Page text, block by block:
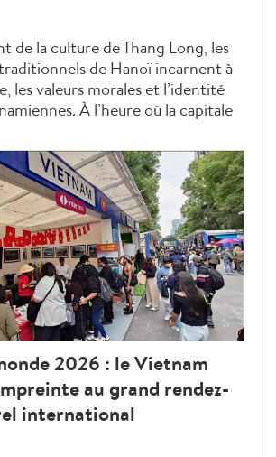
de la culture de Thang Long, les
de Hanoï incarnent à
les valeurs morales et l’identité
À l’heure où la capitale
leur valorisation apparaît
majeur pour transformer ce
en ressource économique,
créative.
2026 : le Vietnam
au grand rendez-
international